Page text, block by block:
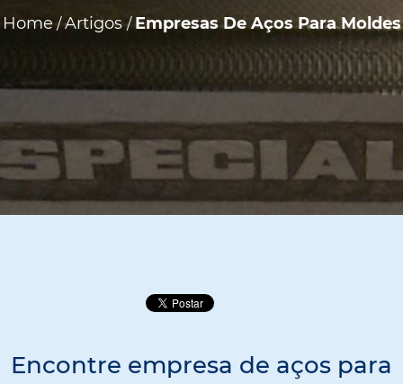
Home/Artigos/ Empresas De Aços Para Moldes
Encontre empresa de aços para